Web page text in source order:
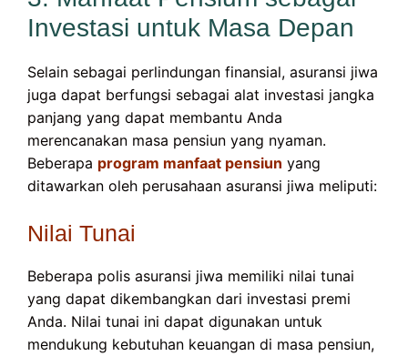
Investasi untuk Masa Depan
Selain sebagai perlindungan finansial, asuransi jiwa
juga dapat berfungsi sebagai alat investasi jangka
panjang yang dapat membantu Anda
merencanakan masa pensiun yang nyaman.
Beberapa program manfaat pensiun yang
ditawarkan oleh perusahaan asuransi jiwa meliputi:
Nilai Tunai
Beberapa polis asuransi jiwa memiliki nilai tunai
yang dapat dikembangkan dari investasi premi
Anda. Nilai tunai ini dapat digunakan untuk
mendukung kebutuhan keuangan di masa pensiun,